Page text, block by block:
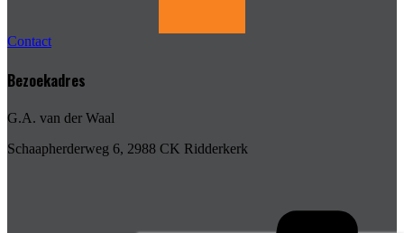
Contact
Bezoekadres
G.A. van der Waal
Schaapherderweg 6, 2988 CK Ridderkerk